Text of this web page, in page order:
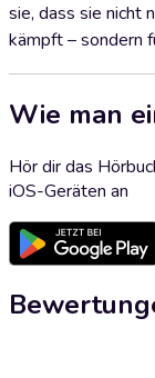
sie, dass sie nicht
kämpft – sondern
Wie man
Hör dir das
iOS-Geräten an